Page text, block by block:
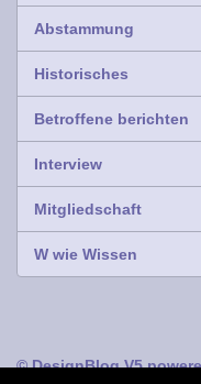
Abstammung
Historisches
Betroffene berichten
Interview
Mitgliedschaft
W wie Wissen
© DesignBlog V5